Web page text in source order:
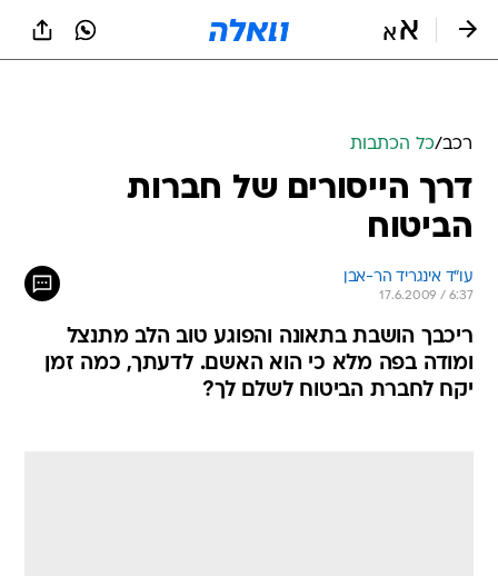
רכב/כל הכתבות
דרך הייסורים של חברות
הביטוח
עו"ד אינגריד הר-אבן
17.6.2009 / 6:37
ריכבך הושבת בתאונה והפוגע טוב הלב מתנצל
ומודה בפה מלא כי הוא האשם. לדעתך, כמה זמן
יקח לחברת הביטוח לשלם לך?